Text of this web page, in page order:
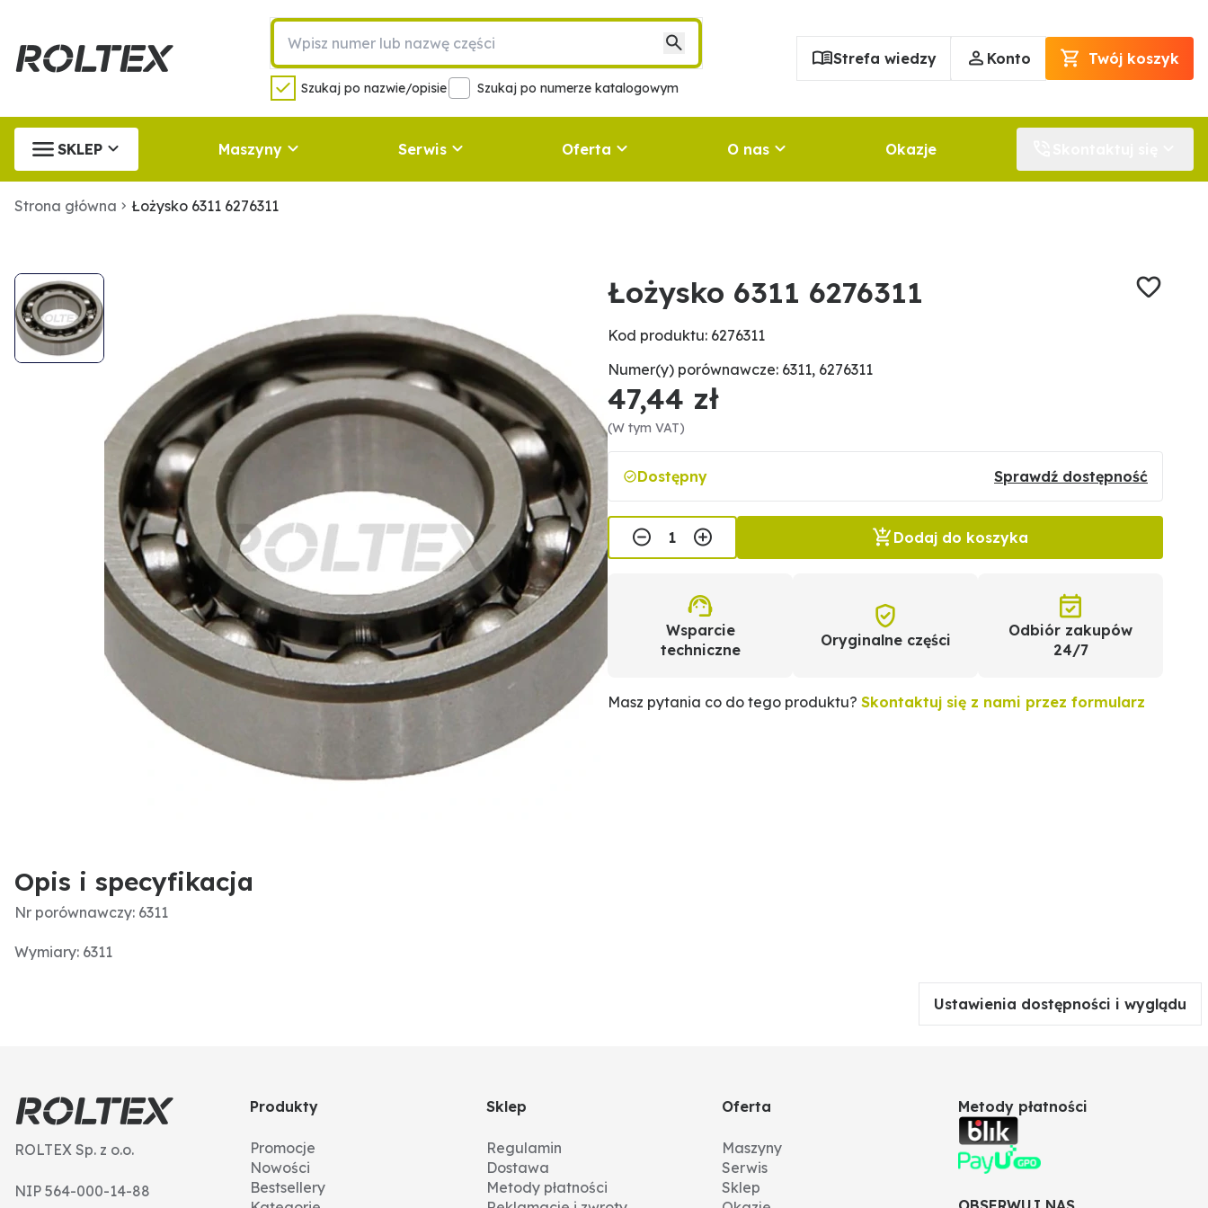
Szukaj po nazwie/opisie Szukaj po numerze katalogowym
Strefa wiedzy Konto Twój koszyk
SKLEP Maszyny Serwis Oferta O nas Okazje
Strona główna Łożysko 6311 6276311
Łożysko 6311 6276311
Kod produktu: 6276311
Numer(y) porównawcze: 6311, 6276311
47,44 zł
(W tym VAT)
Dostępny Sprawdź dostępność
Dodaj do koszyka
Wsparcie
techniczne
Oryginalne części
Odbiór zakupów
24/7
Masz pytania co do tego produktu? Skontaktuj się z nami przez formularz
Opis i specyfikacja
Nr porównawczy: 6311
Wymiary: 6311
Ustawienia dostępności i wyglądu
ROLTEX Sp. z o.o.
NIP 564-000-14-88
Produkty
Promocje
Nowości
Bestsellery
Sklep
Regulamin
Dostawa
Metody płatności
Oferta
Maszyny
Serwis
Sklep
Metody płatności